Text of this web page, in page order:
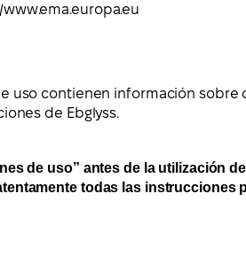
uso contienen información sobre
de Ebglyss.
de uso” antes de la utilización
todas las instrucciones